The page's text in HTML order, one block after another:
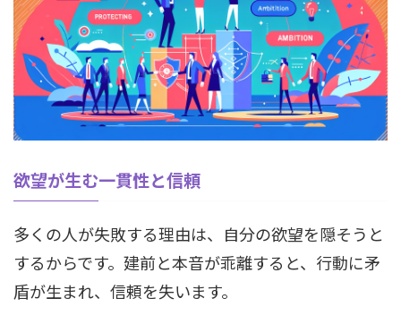
欲望が生む一貫性と信頼
多くの人が失敗する理由は、自分の欲望を隠そうと
するからです。建前と本音が乖離すると、行動に矛
盾が生まれ、信頼を失います。